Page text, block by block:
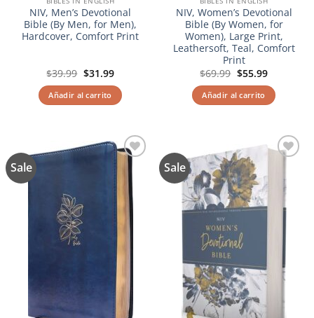
NIV, Men’s Devotional
Bible (By Men, for Men),
Hardcover, Comfort Print
$39.99 El
precio
original
era:
$39.99.
$31.99El
actual
es:
$31.99.
Añadir al carrito
NIV, Women’s Devotional
Bible (By Women, for
Women), Large Print,
Leathersoft, Teal, Comfort
Print
$69.99 El
precio
original
era:
$69.99.
$55.99El
actual
es:
$55.99.
Añadir al carrito
Sale
Añadir
a la
lista de
deseos
Sale
lista de
deseos